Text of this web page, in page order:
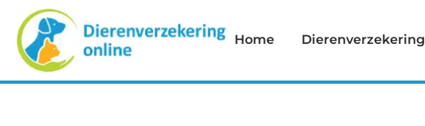
Home Dierenverzekering